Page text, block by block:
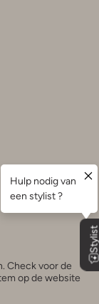
Check voor de
op de website